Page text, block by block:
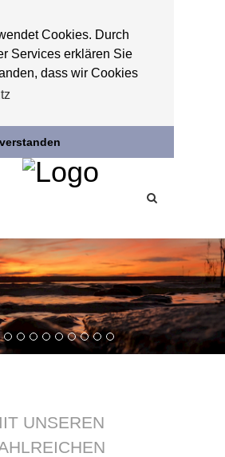
Cookies. Durch
Services erklären Sie
dass wir Cookies
UNSEREN